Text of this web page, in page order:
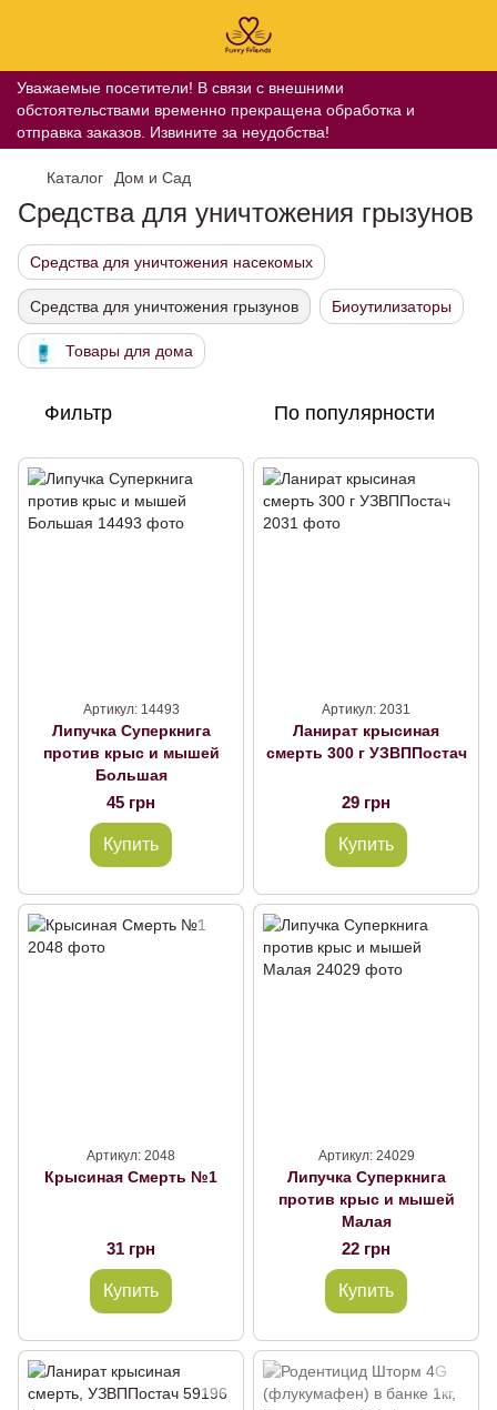
Уважаемые посетители! В связи с внешними
обстоятельствами временно прекращена обработка и
отправка заказов. Извините за неудобства!
Каталог Дом и Сад
Средства для уничтожения грызунов
Средства для уничтожения насекомых
Средства для уничтожения грызунов Биоутилизаторы
Товары для дома
Фильтр По популярности
Артикул: 14493
Липучка Суперкнига
против крыс и мышей
Большая
45 грн
Купить
Артикул: 2031
Ланират крысиная
смерть 300 г УЗВППостач
29 грн
Купить
Артикул: 2048
Крысиная Смерть №1
31 грн
Купить
Артикул: 24029
Липучка Суперкнига
против крыс и мышей
Малая
22 грн
Купить